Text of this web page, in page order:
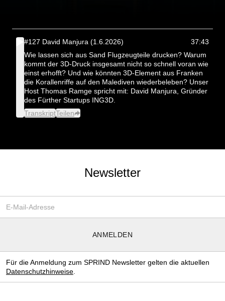
#127 David Manjura (1.6.2026)
37:43
Wie lassen sich aus Sand Flugzeugteile drucken? Warum
kommt der 3D-Druck insgesamt nicht so schnell voran wie
einst erhofft? Und wie könnten 3D-Element aus Franken
die Korallenriffe auf den Malediven wiederbeleben? Unser
Host Thomas Ramge spricht mit: David Manjura, Gründer
des Fürther Startups ING3D.
TranskriptTeilen
Newsletter
ANMELDEN
Für die Anmeldung zum SPRIND Newsletter gelten die aktuellen
Datenschutzhinweise